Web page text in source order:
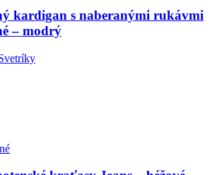
kardigan s naberanými rukávmi
– modrý